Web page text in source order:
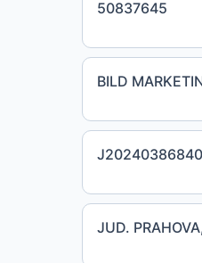
50837645
BILD
JUD.